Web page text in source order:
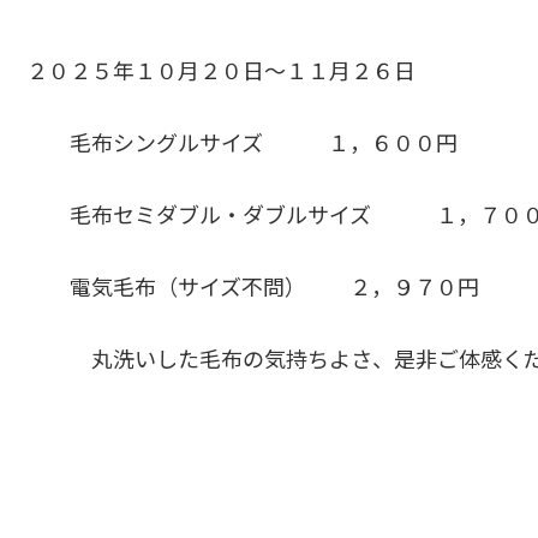
２０２５年１０月２０日～１１月２６日
毛布シングルサイズ １，６００円
毛布セミダブル・ダブルサイズ １，７０
電気毛布（サイズ不問） ２，９７０円
丸洗いした毛布の気持ちよさ、是非ご体感くだ